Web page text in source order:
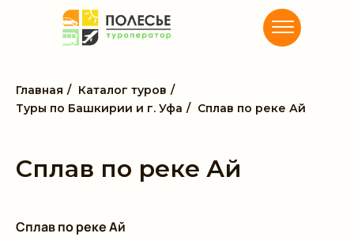
Главная / Каталог туров /
Туры по Башкирии и г. Уфа / Сплав по реке Ай
Сплав по реке Ай
Сплав по реке Ай